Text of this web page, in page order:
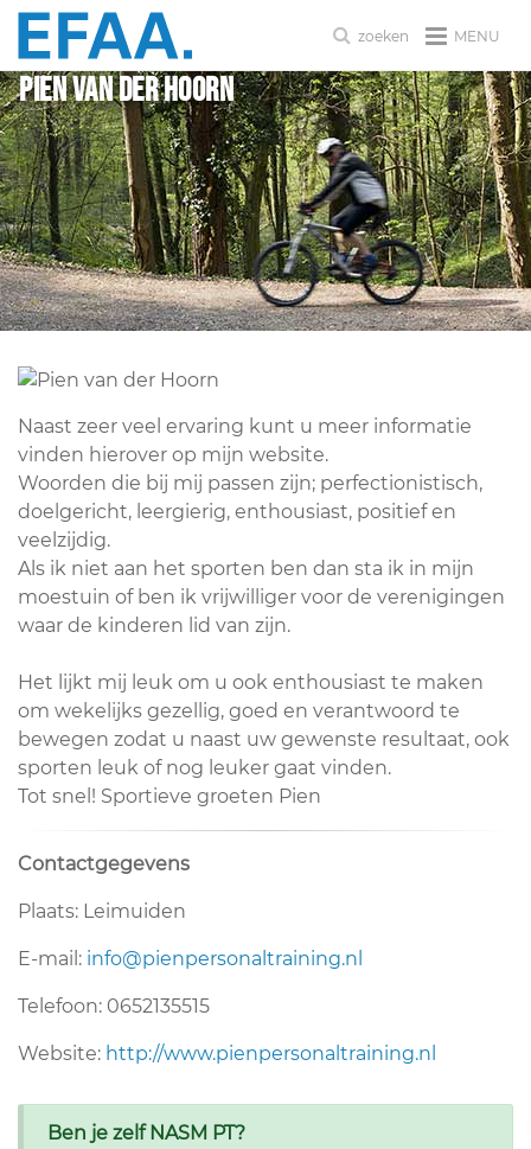
MENU
zoeken
Pien van der Hoorn
Naast zeer veel ervaring kunt u meer informatie
vinden hierover op mijn website.
Woorden die bij mij passen zijn; perfectionistisch,
doelgericht, leergierig, enthousiast, positief en
veelzijdig.
Als ik niet aan het sporten ben dan sta ik in mijn
moestuin of ben ik vrijwilliger voor de verenigingen
waar de kinderen lid van zijn.
Het lijkt mij leuk om u ook enthousiast te maken
om wekelijks gezellig, goed en verantwoord te
bewegen zodat u naast uw gewenste resultaat, ook
sporten leuk of nog leuker gaat vinden.
Tot snel! Sportieve groeten Pien
Contactgegevens
Plaats: Leimuiden
E-mail: info@pienpersonaltraining.nl
Telefoon: 0652135515
Website: http://www.pienpersonaltraining.nl
Ben je zelf NASM PT?